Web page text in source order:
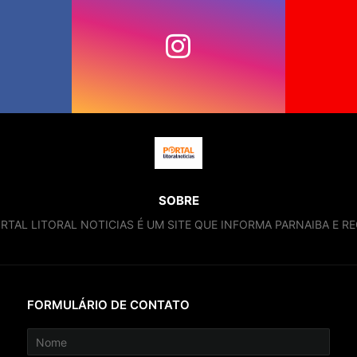
SOBRE
LITORAL NOTICIAS É UM SITE QUE INFORMA PARNAIBA E
FORMULÁRIO DE CONTATO